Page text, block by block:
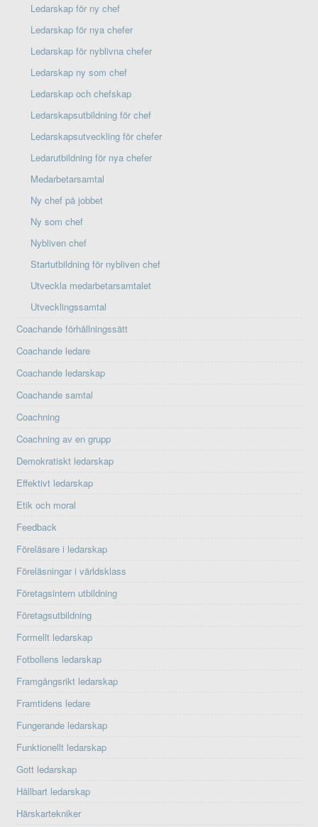
Ledarskap för ny chef
Ledarskap för nya chefer
Ledarskap för nyblivna chefer
Ledarskap ny som chef
Ledarskap och chefskap
Ledarskapsutbildning för chef
Ledarskapsutveckling för chefer
Ledarutbildning för nya chefer
Medarbetarsamtal
Ny chef på jobbet
Ny som chef
Nybliven chef
Startutbildning för nybliven chef
Utveckla medarbetarsamtalet
Utvecklingssamtal
Coachande förhållningssätt
Coachande ledare
Coachande ledarskap
Coachande samtal
Coachning
Coachning av en grupp
Demokratiskt ledarskap
Effektivt ledarskap
Etik och moral
Feedback
Föreläsare i ledarskap
Föreläsningar i världsklass
Företagsintern utbildning
Företagsutbildning
Formellt ledarskap
Fotbollens ledarskap
Framgångsrikt ledarskap
Framtidens ledare
Fungerande ledarskap
Funktionellt ledarskap
Gott ledarskap
Hållbart ledarskap
Härskartekniker